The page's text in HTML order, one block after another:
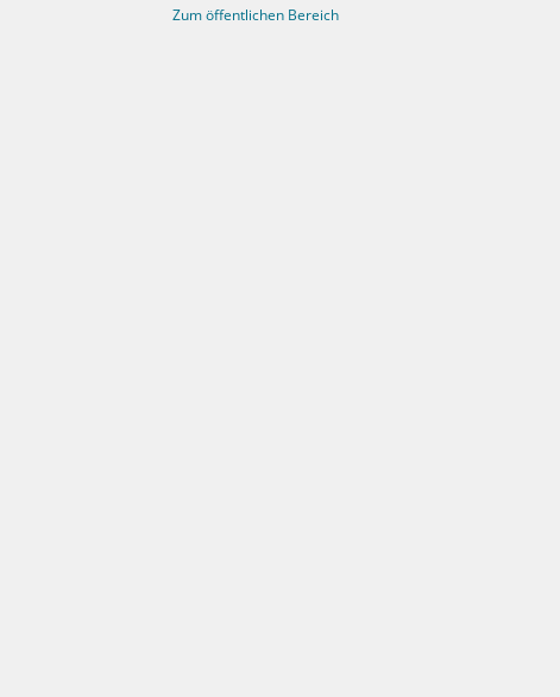
Zum öffentlichen Bereich